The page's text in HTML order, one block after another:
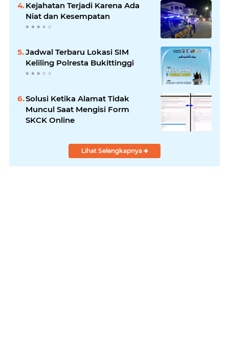
Kejahatan Terjadi Karena Ada
Niat dan Kesempatan
Jadwal Terbaru Lokasi SIM
Keliling Polresta Bukittinggi
Solusi Ketika Alamat Tidak
Muncul Saat Mengisi Form
SKCK Online
Lihat Selengkapnya